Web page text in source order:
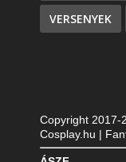
VERSENYEK
Copyright 2017-
Cosplay.hu |